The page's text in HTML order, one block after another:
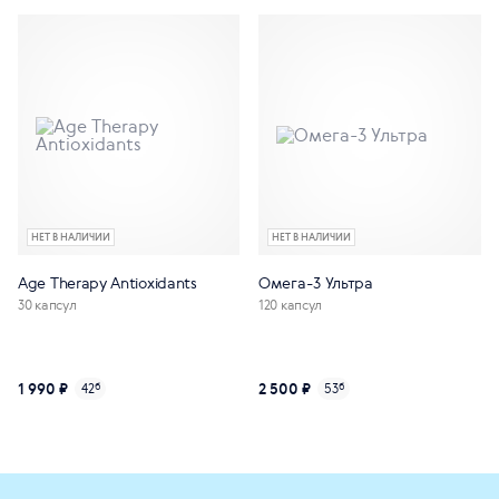
НЕТ В НАЛИЧИИ
Age Тhеrару Antioxidants
30 капсул
1 990 ₽ 42б
НЕТ В НАЛИЧИИ
Омега-3 Ультра
120 капсул
2 500 ₽ 53б